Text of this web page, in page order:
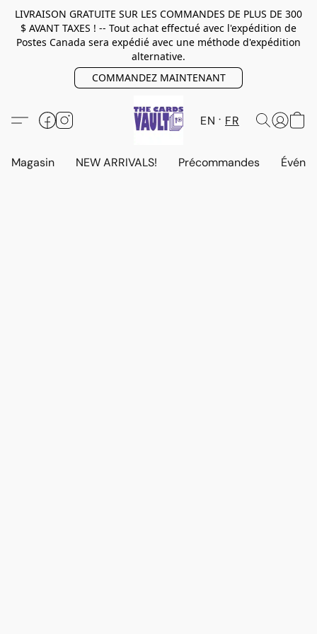
LIVRAISON GRATUITE SUR LES COMMANDES DE PLUS DE 300
$ AVANT TAXES ! -- Tout achat effectué avec l'expédition de
Postes Canada sera expédié avec une méthode d'expédition
alternative.
COMMANDEZ MAINTENANT
EN FR
Magasin NEW ARRIVALS! Précommandes